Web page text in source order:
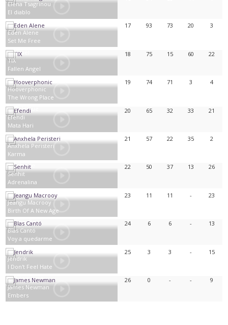
Chypre
Elena Tsagrinou
El diablo
Israël
Eden Alene
Set Me Free
17 93 73 20 3
Norvège
TIX
Fallen Angel
18 75 15 60 22
Belgique
Hooverphonic
The Wrong Place
19 74 71 3 4
Azerbaïdjan
Efendi
Mata Hari
20 65 32 33 21
Albanie
Anxhela Peristeri
Karma
21 57 22 35 2
Saint-Marin
Senhit
Adrenalina
22 50 37 13 26
Pays-Bas
Jeangu Macrooy
Birth Of A New Age
23 11 11 - 23
Espagne
Blas Cantó
Voy a quedarme
24 6 6 - 13
Allemagne
Jendrik
I Don't Feel Hate
25 3 3 - 15
James Newman
Embers
26 0 - - 9